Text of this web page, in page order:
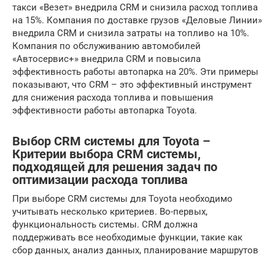
такси «Везет» внедрила CRM и снизила расход топлива
на 15%. Компания по доставке грузов «Деловые Линии»
внедрила CRM и снизила затраты на топливо на 10%.
Компания по обслуживанию автомобилей
«Автосервис+» внедрила CRM и повысила
эффективность работы автопарка на 20%. Эти примеры
показывают, что CRM – это эффективный инструмент
для снижения расхода топлива и повышения
эффективности работы автопарка Toyota.
Выбор CRM системы для Toyota –
Критерии выбора CRM системы,
подходящей для решения задач по
оптимизации расхода топлива
При выборе CRM системы для Toyota необходимо
учитывать несколько критериев. Во-первых,
функциональность системы. CRM должна
поддерживать все необходимые функции, такие как
сбор данных, анализ данных, планирование маршрутов